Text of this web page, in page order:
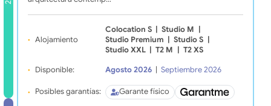
Alojamiento
Colocation S Studio M
Studio Premium
Studio S
Studio XXL
T2 M T2 XS
Disponible: Agosto 2026 Septiembre 2026
Posibles garantías: Garante físico